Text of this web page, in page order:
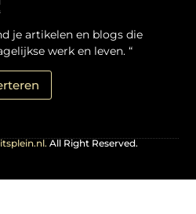
je artikelen en blogs die
werk en leven. “
All Right Reserved.